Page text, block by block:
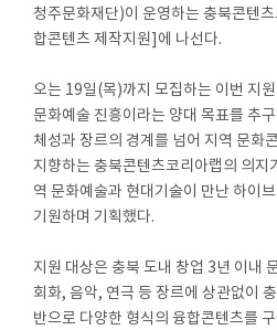
청주문화재단)이 운영하는 충북콘텐
합콘텐츠 제작지원]에 나선다.
오는 19일(목)까지 모집하는 이번 지
문화예술 진흥이라는 양대 목표를 추
체성과 장르의 경계를 넘어 지역 문화
지향하는 충북콘텐츠코리아랩의 의지
역 문화예술과 현대기술이 만난 하이
기원하며 기획했다.
지원 대상은 충북 도내 창업 3년 이내
회화, 음악, 연극 등 장르에 상관없이
반으로 다양한 형식의 융합콘텐츠를